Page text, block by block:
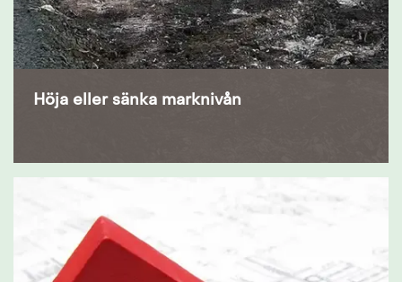
Höja eller sänka marknivån